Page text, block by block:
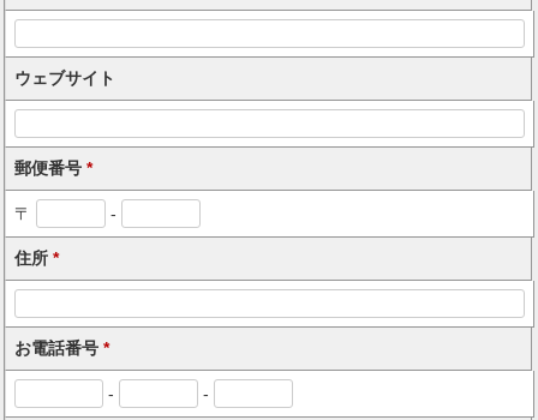
ウェブサイト
郵便番号 *
〒 -
住所 *
お電話番号 *
- -